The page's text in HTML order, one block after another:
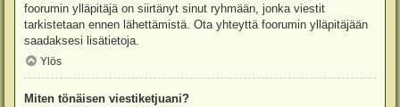
foorumin ylläpitäjä on siirtänyt sinut ryhmään, jonka viestit
tarkistetaan ennen lähettämistä. Ota yhteyttä foorumin ylläpitäjään
saadaksesi lisätietoja.
Ylös
Miten tönäisen viestiketjuani?